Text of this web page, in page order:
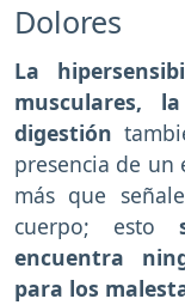
Dolores
La
musculares,
digestión
presencia de un
más que
cuerpo; esto
encuentra
para los